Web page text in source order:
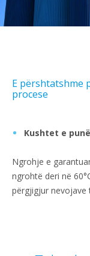
E përshtatshme
procese
Kushtet e
Ngrohje e
ngrohtë deri në
përgjigjur nevojave